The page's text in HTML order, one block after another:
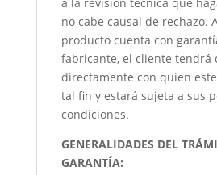
no cabe causal de rechazo.
producto cuenta con
fabricante, el cliente tendrá
directamente con quien
tal fin y estará sujeta a sus
condiciones.
GENERALIDADES DEL
GARANTÍA: